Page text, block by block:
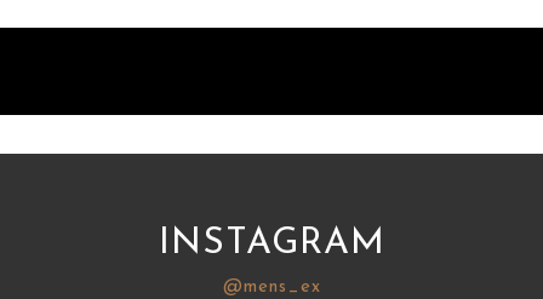
INSTAGRAM
@mens_ex